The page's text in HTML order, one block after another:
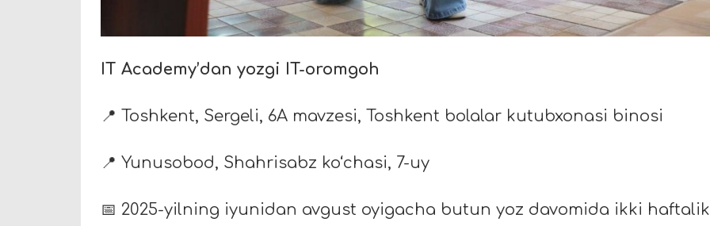
IT Academy’dan yozgi IT-oromgoh
📍 Toshkent, Sergeli, 6A mavzesi, Toshkent bolalar kutubxonasi binosi
📍 Yunusobod, Shahrisabz ko‘chasi, 7-uy
📅 2025-yilning iyunidan avgust oyigacha butun yoz davomida ikki haftalik